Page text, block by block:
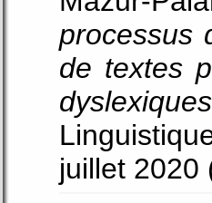
processus
de textes
dyslexiques
juillet 2020